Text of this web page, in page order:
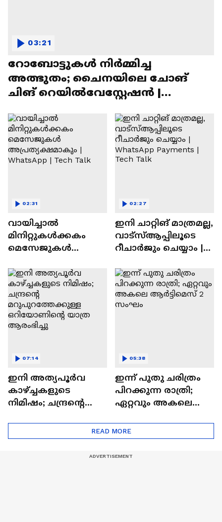
റോബോട്ടുകൾ നിർമ്മിച്ച
അത്ഭുതം; ചൈനയിലെ ചോങ്
ചിങ് റെയിൽവേസ്റ്റേഷൻ |
03:21
വായിച്ചാൽ
മിനിറ്റുകൾക്കകം
മെസേജുകള്‍
WhatsApp | Tech Talk
02:31
ഇനി ചാറ്റിങ് മാത്രമല്ല,
വാട്‌സ്‌ആപ്പിലൂടെ
റീചാർജും ചെയ്യാം |
Tech Talk
02:27
ഇനി അത്യപൂര്‍വ
കാഴ്ച്ചകളുടെ
നിമിഷം; ചന്ദ്രന്റെ
ഒറിയോണിന്റെ യാത്ര
ആരംഭിച്ചു
07:14
ഇന്ന് പുതു ചരിത്രം
പിറക്കുന്ന രാത്രി;
ഏറ്റവും അകലെ
05:38
READ MORE